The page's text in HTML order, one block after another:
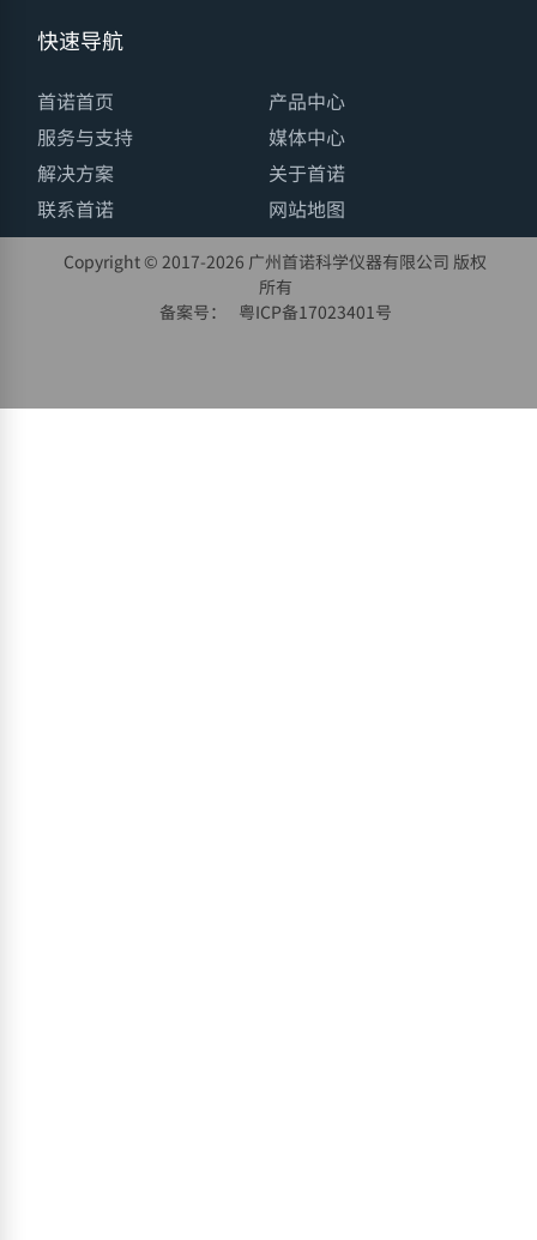
快速导航
首诺首页
产品中心
服务与支持
媒体中心
解决方案
关于首诺
联系首诺
网站地图
Copyright © 2017-2026 广州首诺科学仪器有限公司 版权
所有
备案号：
粤ICP备17023401号